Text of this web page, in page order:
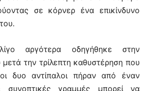
σε κόρνερ ένα επικίνδυνο
αργότερα οδηγήθηκε στην
την τρίλεπτη καθυστέρηση που
δυο αντίπαλοι πήραν από έναν
γραμμές μπορεί να